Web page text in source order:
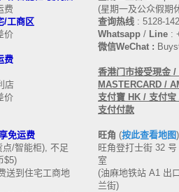
费
/工商区
价
费
店
价
免运费
/智能柜), 不足
$5)
送到住宅工商地
(星期一及公众假期
查询热线 : 5128-
Whatsapp / Line :
微信WeChat :
香港门市接受現金
MASTERCARD /
支付寶 HK / 支付
支付付款
旺角 (按此查看地图)
旺角登打士街 32
室
(油麻地铁站 A1 出
兰街)